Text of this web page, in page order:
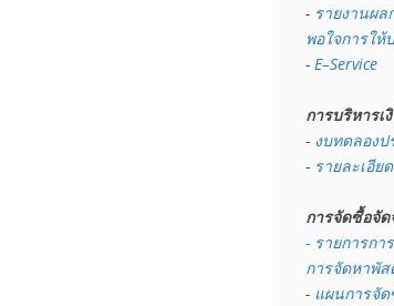
- รายงานผล
พอใจการให้
- E–Service
การบริหาร
- งบทดลองป
- รายละเอีย
การจัดซื้อจัด
- รายการกา
การจัดหาพัส
- แผนการจั